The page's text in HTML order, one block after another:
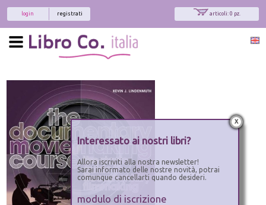
articoli: 0 pz.
registrati
login
x
Interessato ai nostri libri?
Allora iscriviti alla nostra newsletter!
Sarai informato delle nostre novità, potrai
comunque cancellarti quando desideri.
modulo di iscrizione